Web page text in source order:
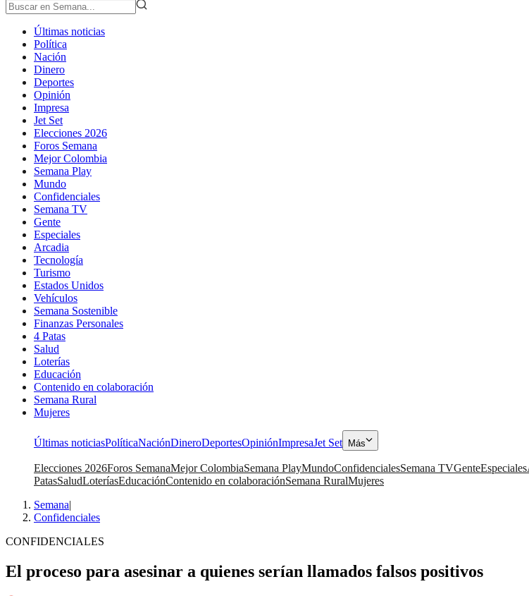
Últimas noticias
Política
Nación
Dinero
Deportes
Opinión
Impresa
Jet Set
Elecciones 2026
Foros Semana
Mejor Colombia
Semana Play
Mundo
Confidenciales
Semana TV
Gente
Especiales
Arcadia
Tecnología
Turismo
Estados Unidos
Vehículos
Semana Sostenible
Finanzas Personales
4 Patas
Salud
Loterías
Educación
Contenido en colaboración
Semana Rural
Mujeres
Últimas noticiasPolíticaNaciónDineroDeportesOpiniónImpresaJet Set Más
Elecciones 2026Foros SemanaMejor ColombiaSemana PlayMundoConfidencialesSemana TVGenteEspeciales
PatasSaludLoteríasEducaciónContenido en colaboraciónSemana RuralMujeres
Semana|
Confidenciales
CONFIDENCIALES
El proceso para asesinar a quienes serían llamados falsos positivos